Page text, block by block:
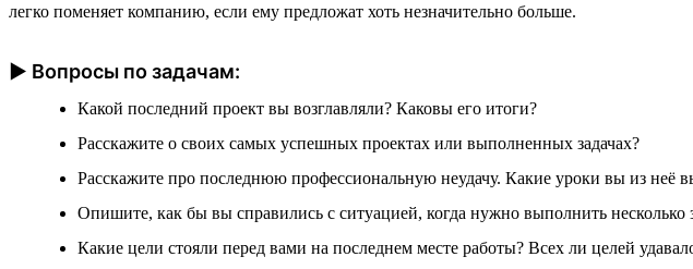
легко поменяет компанию, если ему предложат хоть незначительно больше.
► Вопросы по задачам:
Какой последний проект вы возглавляли? Каковы его итоги?
Расскажите о своих самых успешных проектах или выполненных задачах?
Расскажите про последнюю профессиональную неудачу. Какие уроки вы из неё
Опишите, как бы вы справились с ситуацией, когда нужно выполнить несколько
Какие цели стояли перед вами на последнем месте работы? Всех ли целей